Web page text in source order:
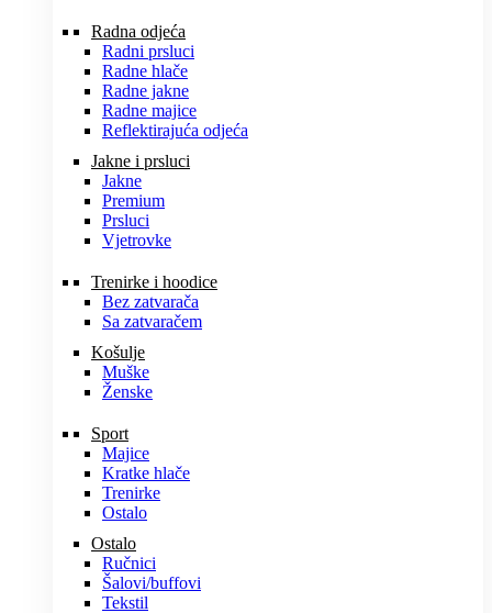
Radna odjeća
Radni prsluci
Radne hlače
Radne jakne
Radne majice
Reflektirajuća odjeća
Jakne i prsluci
Jakne
Premium
Prsluci
Vjetrovke
Trenirke i hoodice
Bez zatvarača
Sa zatvaračem
Košulje
Muške
Ženske
Sport
Majice
Kratke hlače
Trenirke
Ostalo
Ostalo
Ručnici
Šalovi/buffovi
Tekstil